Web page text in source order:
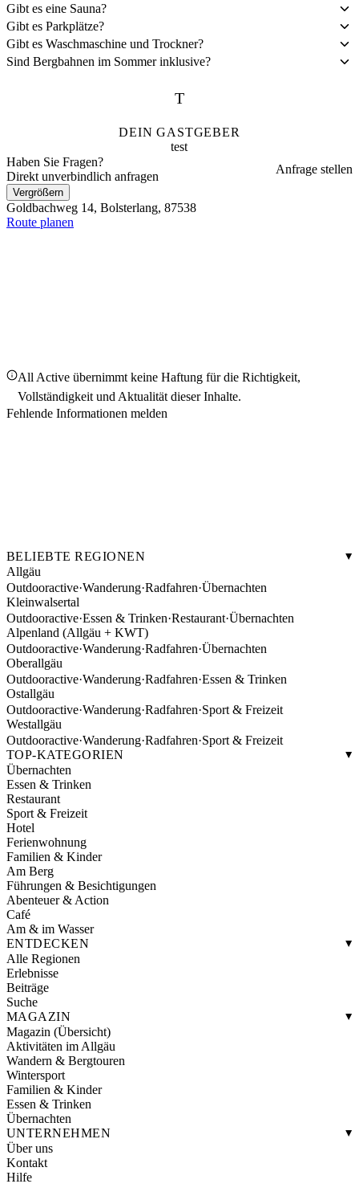
Gibt es eine Sauna?
Gibt es Parkplätze?
Gibt es Waschmaschine und Trockner?
Sind Bergbahnen im Sommer inklusive?
T
DEIN GASTGEBER
test
Haben Sie Fragen?
Direkt unverbindlich anfragen
Anfrage stellen
Vergrößern
Goldbachweg 14, Bolsterlang, 87538
Route planen
All Active übernimmt keine Haftung für die Richtigkeit,
Vollständigkeit und Aktualität dieser Inhalte.
Fehlende Informationen melden
BELIEBTE REGIONEN
Allgäu
Outdooractive·Wanderung·Radfahren·Übernachten
Kleinwalsertal
Outdooractive·Essen & Trinken·Restaurant·Übernachten
Alpenland (Allgäu + KWT)
Outdooractive·Wanderung·Radfahren·Übernachten
Oberallgäu
Outdooractive·Wanderung·Radfahren·Essen & Trinken
Ostallgäu
Outdooractive·Wanderung·Radfahren·Sport & Freizeit
Westallgäu
Outdooractive·Wanderung·Radfahren·Sport & Freizeit
TOP-KATEGORIEN
Übernachten
Essen & Trinken
Restaurant
Sport & Freizeit
Hotel
Ferienwohnung
Familien & Kinder
Am Berg
Führungen & Besichtigungen
Abenteuer & Action
Café
Am & im Wasser
ENTDECKEN
Alle Regionen
Erlebnisse
Beiträge
Suche
MAGAZIN
Magazin (Übersicht)
Aktivitäten im Allgäu
Wandern & Bergtouren
Wintersport
Familien & Kinder
Essen & Trinken
Übernachten
UNTERNEHMEN
Über uns
Kontakt
Hilfe